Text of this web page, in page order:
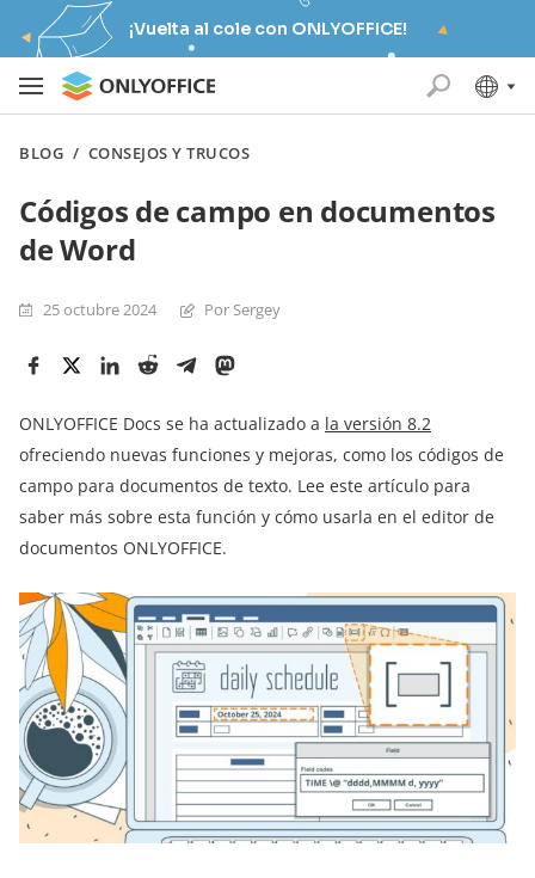
¡Vuelta al cole con ONLYOFFICE!
BLOG / CONSEJOS Y TRUCOS
Códigos de campo en documentos
de Word
25 octubre 2024 Por Sergey
ONLYOFFICE Docs se ha actualizado a la versión 8.2
ofreciendo nuevas funciones y mejoras, como los códigos de
campo para documentos de texto. Lee este artículo para
saber más sobre esta función y cómo usarla en el editor de
documentos ONLYOFFICE.